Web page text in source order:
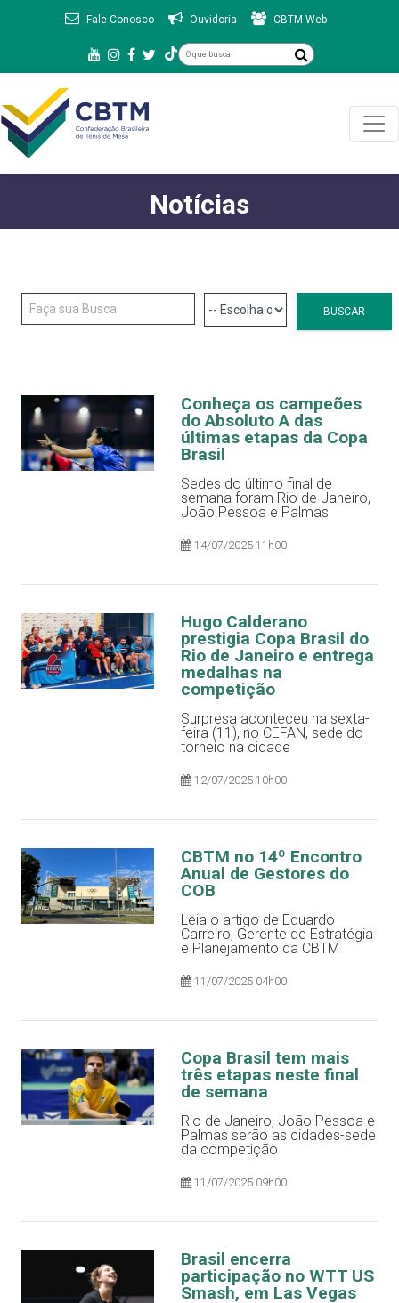
Fale Conosco Ouvidoria CBTM Web
Notícias
BUSCAR
Conheça os campeões
do Absoluto A das
últimas etapas da Copa
Brasil
Sedes do último final de
semana foram Rio de Janeiro,
João Pessoa e Palmas
14/07/2025 11h00
Hugo Calderano
prestigia Copa Brasil do
Rio de Janeiro e entrega
medalhas na
competição
Surpresa aconteceu na sexta-
feira (11), no CEFAN, sede do
torneio na cidade
12/07/2025 10h00
CBTM no 14º Encontro
Anual de Gestores do
COB
Leia o artigo de Eduardo
Carreiro, Gerente de Estratégia
e Planejamento da CBTM
11/07/2025 04h00
Copa Brasil tem mais
três etapas neste final
de semana
Rio de Janeiro, João Pessoa e
Palmas serão as cidades-sede
da competição
11/07/2025 09h00
Brasil encerra
participação no WTT US
Smash, em Las Vegas